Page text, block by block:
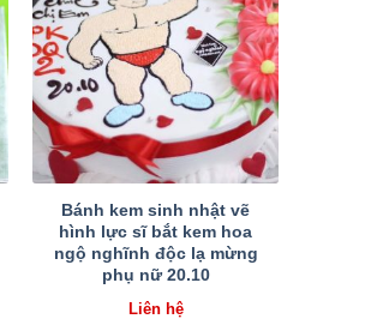
Bánh kem sinh nhật vẽ
hình lực sĩ bắt kem hoa
ngộ nghĩnh độc lạ mừng
phụ nữ 20.10
Liên hệ